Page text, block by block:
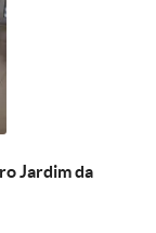
Jardim da